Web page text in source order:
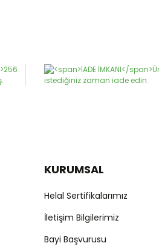
KURUMSAL
Helal Sertifikalarımız
İletişim Bilgilerimiz
Bayi Başvurusu